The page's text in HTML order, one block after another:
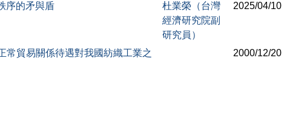
序的矛與盾
杜業榮（台灣
經濟研究院副
研究員）
2025/04/10
常貿易關係待遇對我國紡織工業之
2000/12/20